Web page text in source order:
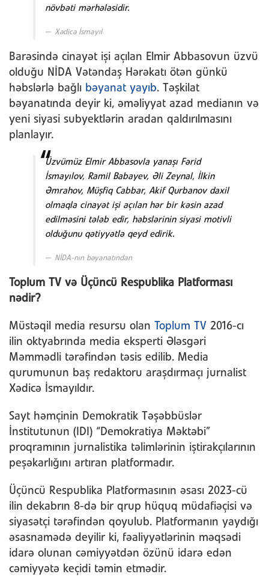
növbəti mərhələsidir.
Xədicə İsmayıl
Barəsində cinayət işi açılan Elmir Abbasovun üzvü
olduğu NİDA Vətəndaş Hərəkatı ötən günkü
həbslərlə bağlı bəyanat yayıb. Təşkilat
bəyanatında deyir ki, əməliyyat azad medianın və
yeni siyasi subyektlərin aradan qaldırılmasını
planlayır.
Üzvümüz Elmir Abbasovla yanaşı Fərid
İsmayılov, Ramil Babayev, Əli Zeynal, İlkin
Əmrahov, Müşfiq Cabbar, Akif Qurbanov daxil
olmaqla cinayət işi açılan hər bir kəsin azad
edilməsini tələb edir, həbslərinin siyasi motivli
olduğunu qətiyyətlə qeyd edirik.
NİDA-nın bəyanatından
Toplum TV və Üçüncü Respublika Platforması
nədir?
Müstəqil media resursu olan Toplum TV 2016-cı
ilin oktyabrında media eksperti Ələsgəri
Məmmədli tərəfindən təsis edilib. Media
qurumunun baş redaktoru araşdırmaçı jurnalist
Xədicə İsmayıldır.
Sayt həmçinin Demokratik Təşəbbüslər
İnstitutunun (IDI) “Demokratiya Məktəbi”
proqramının jurnalistika təlimlərinin iştirakçılarının
peşəkarlığını artıran platformadır.
Üçüncü Respublika Platformasının əsası 2023-cü
ilin dekabrın 8-də bir qrup hüquq müdafiəçisi və
siyasətçi tərəfindən qoyulub. Platformanın yaydığı
əsasnamədə deyilir ki, fəaliyyətlərinin məqsədi
idarə olunan cəmiyyətdən özünü idarə edən
cəmiyyətə keçidi təmin etmədir.